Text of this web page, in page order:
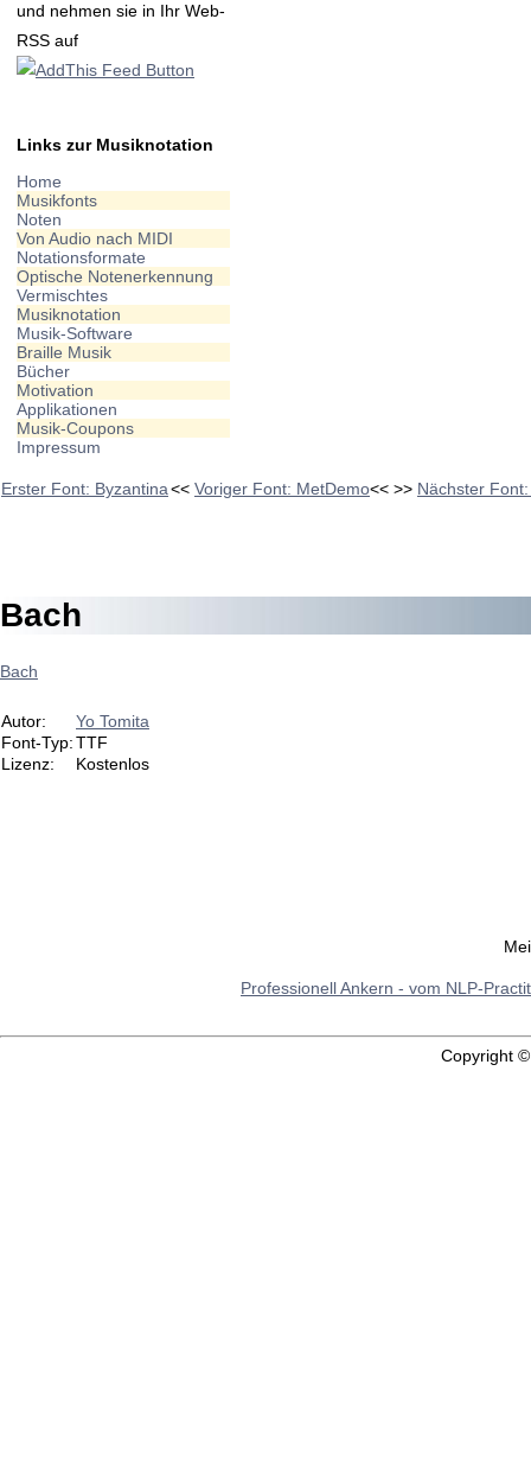
und nehmen sie in Ihr Web-
RSS auf
Links zur Musiknotation
Home
Musikfonts
Noten
Von Audio nach MIDI
Notationsformate
Optische Notenerkennung
Vermischtes
Musiknotation
Musik-Software
Braille Musik
Bücher
Motivation
Applikationen
Musik-Coupons
Impressum
Erster Font: Byzantina<< Voriger Font: MetDemo<< >> Nächster
Bach
Bach
Autor:
Yo Tomita
Font-Typ:TTF
Lizenz:
Kostenlos
Professionell Ankern - vom NLP-
Copyright